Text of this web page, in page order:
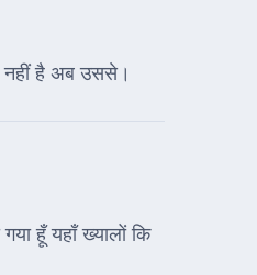
नहीं है अब उससे।
हूँ यहाँ ख्यालों कि